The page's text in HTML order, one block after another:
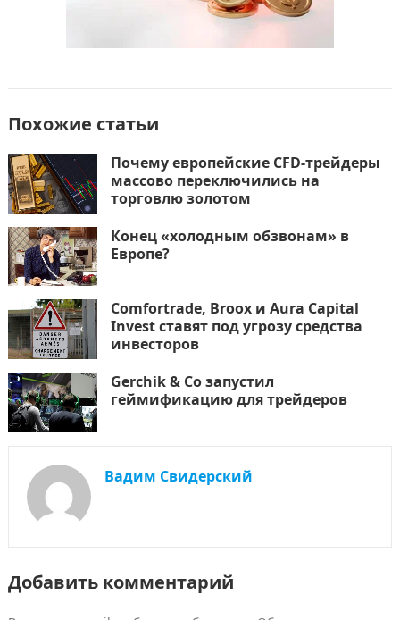
Похожие статьи
Почему европейские CFD-трейдеры
массово переключились на
торговлю золотом
Конец «холодным обзвонам» в
Европе?
Comfortrade, Broox и Aura Capital
Invest ставят под угрозу средства
инвесторов
Gerchik & Co запустил
геймификацию для трейдеров
Вадим Свидерский
Добавить комментарий